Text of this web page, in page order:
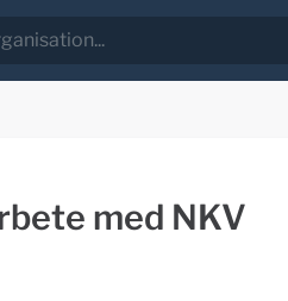
med NKV